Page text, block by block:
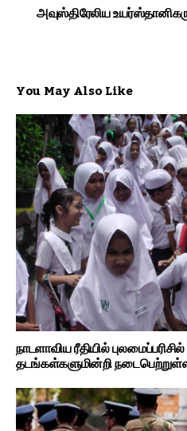
அவுஸ்திரேலிய
You May Also Like
நாடளாவிய ரீதியில்
தடங்கள்களுமின்றி